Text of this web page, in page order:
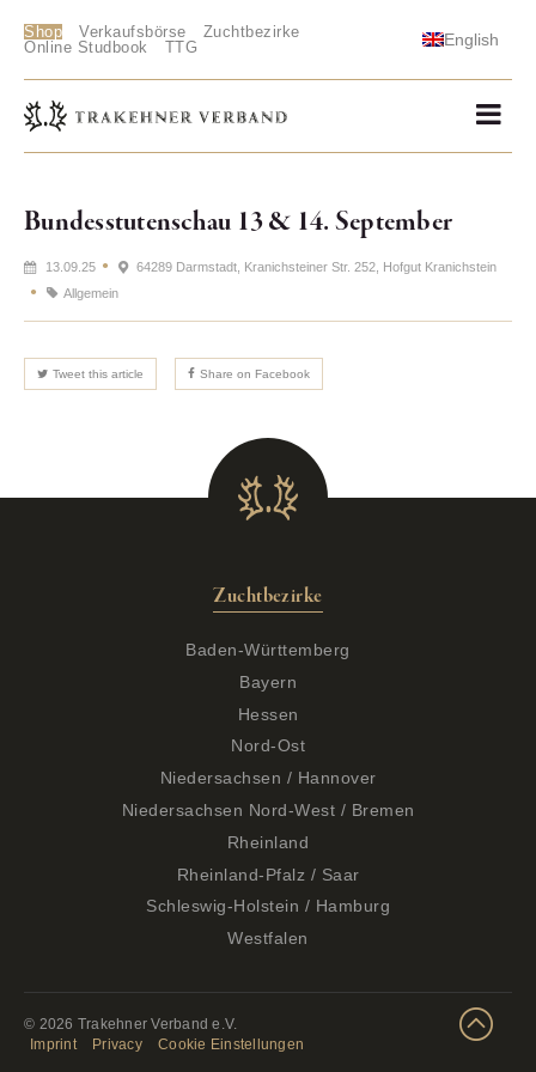
Shop Verkaufsbörse
Zuchtbezirke
Online Studbook
TTG English
Bundesstutenschau 13 & 14. September
13.09.25
64289 Darmstadt, Kranichsteiner Str. 252, Hofgut Kranichstein
Allgemein
Tweet this article Share on Facebook
Zuchtbezirke
Baden-Württemberg
Bayern
Hessen
Nord-Ost
Niedersachsen / Hannover
Niedersachsen Nord-West / Bremen
Rheinland
Rheinland-Pfalz / Saar
Schleswig-Holstein / Hamburg
Westfalen
© 2026 Trakehner Verband e.V.
Imprint
Privacy Cookie Einstellungen